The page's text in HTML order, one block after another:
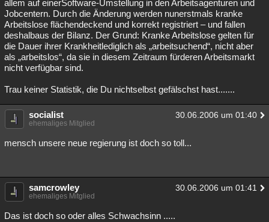
allem auf einerSoftware-Umstellung in den Arbeitsagenturen und
Jobcentern. Durch die Änderung werden nunerstmals kranke
Arbeitslose flächendeckend und korrekt registriert – und fallen
deshalbaus der Bilanz. Der Grund: Kranke Arbeitslose gelten für
die Dauer ihrer Krankheitlediglich als „arbeitsuchend“, nicht aber
als „arbeitslos“, da sie in diesem Zeitraum fürderen Arbeitsmarkt
nicht verfügbar sind.
Trau keiner Statistik, die Du nichtselbst gefälschst hast.......
socialist 30.06.2006 um 01:40
ehemaliges Mitglied
mensch unsere neue regierung ist doch so toll...
samcrowley 30.06.2006 um 01:41
ehemaliges Mitglied
Das ist doch so oder alles Schwachsinn .....